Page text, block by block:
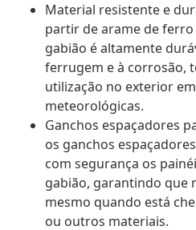
Material resistente e
partir de arame de
gabião é altamente
ferrugem e à corrosão,
utilização no exterior
meteorológicas.
Ganchos espaçadores
os ganchos
com segurança os
gabião, garantindo que
mesmo quando está
ou outros materiais.